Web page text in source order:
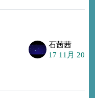
石茜茜
17 11月 2016